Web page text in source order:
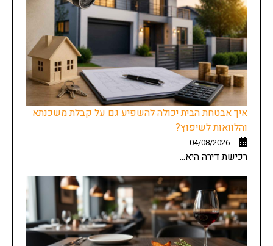
איך אבטחת הבית יכולה להשפיע גם על קבלת משכנתא
והלוואות לשיפוץ?
04/08/2026
רכישת דירה היא...